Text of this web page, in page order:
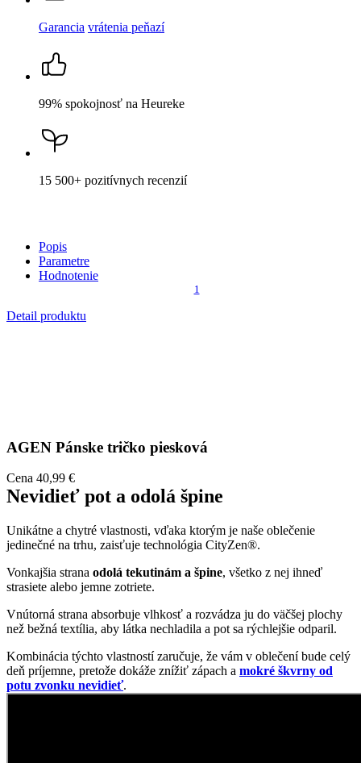
Garancia vrátenia peňazí
99% spokojnosť na Heureke
15 500+ pozitívnych recenzií
Popis
Parametre
Hodnotenie
1
Detail produktu
AGEN Pánske tričko piesková
Cena 40,99 €
Nevidieť pot a odolá špine
Unikátne a chytré vlastnosti, vďaka ktorým je naše oblečenie
jedinečné na trhu, zaisťuje technológia CityZen®.
Vonkajšia strana odolá tekutinám a špine, všetko z nej ihneď
strasiete alebo jemne zotriete.
Vnútorná strana absorbuje vlhkosť a rozvádza ju do väčšej plochy
než bežná textília, aby látka nechladila a pot sa rýchlejšie odparil.
Kombinácia týchto vlastností zaručuje, že vám v oblečení bude celý
deň príjemne, pretože dokáže znížiť zápach a mokré škvrny od
potu zvonku nevidieť.